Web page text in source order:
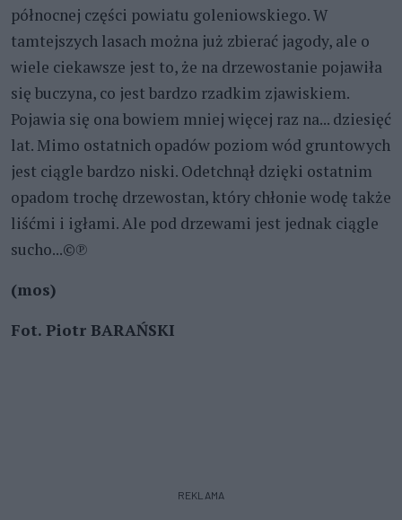
północnej części powiatu goleniowskiego. W
tamtejszych lasach można już zbierać jagody, ale o
wiele ciekawsze jest to, że na drzewostanie pojawiła
się buczyna, co jest bardzo rzadkim zjawiskiem.
Pojawia się ona bowiem mniej więcej raz na... dziesięć
lat. Mimo ostatnich opadów poziom wód gruntowych
jest ciągle bardzo niski. Odetchnął dzięki ostatnim
opadom trochę drzewostan, który chłonie wodę także
liśćmi i igłami. Ale pod drzewami jest jednak ciągle
sucho...©℗
(mos)
Fot. Piotr BARAŃSKI
REKLAMA